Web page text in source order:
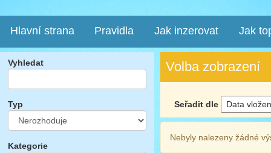
Hlavní strana Pravidla Jak inzerovat Jak
Vyhledat
Typ
Kategorie
Volba zobrazení
Seřadit dle
Nebyly nalezeny žádné